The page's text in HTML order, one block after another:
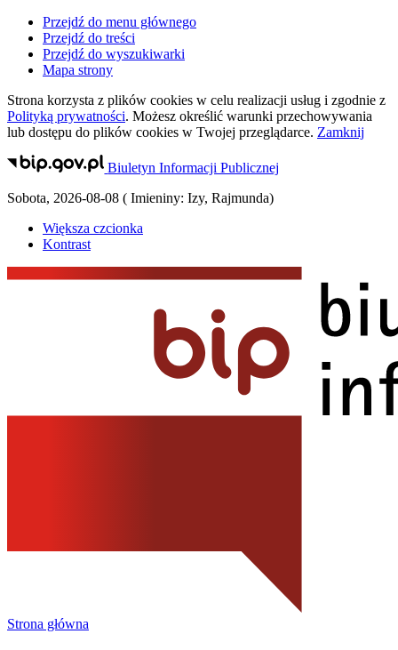
Przejdź do menu głównego
Przejdź do treści
Przejdź do wyszukiwarki
Mapa strony
Strona korzysta z plików cookies w celu realizacji usług i zgodnie z
Polityką prywatności. Możesz określić warunki przechowywania
lub dostępu do plików cookies w Twojej przeglądarce. Zamknij
Biuletyn Informacji Publicznej
Sobota, 2026-08-08 ( Imieniny: Izy, Rajmunda)
Większa czcionka
Kontrast
Strona główna